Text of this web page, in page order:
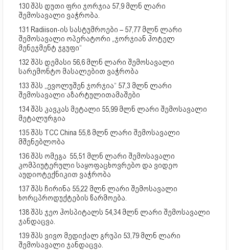
130 შპს დუთი ფრი ჯორჯია 57,9 მლნ ლარი
შემოსავალი ვაჭრობა.
131 Radiison-ის სასტუმროები – 57,77 მლნ ლარი
შემოსავალი ოპერატორი „ჯორჯიან ჰოტელ
მენეჯმენტ ჯგუფი“
132 შპს დემასი 56,6 მლნ ლარი შემოსავალი
სარემონტო მასალებით ვაჭრობა
133 შპს „ევოლუშენ ჯორჯია“ 57,3 მლნ ლარი
შემოსავალი აზარტულითამაშები
134 შპს კავკას მეტალი 55,99 მლნ ლარი შემოსავალი
მეტალურგია
135 შპს TCC China 55,8 მლნ ლარი შემოსავალი
მშენებლობა
136 შპს ომეგა 55,51 მლნ ლარი შემოსავალი
კომპიუტერული საყოფაცხოვრებო და ვიდეო
აუდიოტექნიკით ვაჭრობა
137 შპს ჩირინა 55,22 მლნ ლარი შემოსავალი
ხორცპროდუქტების წარმოება.
138 შპს ჯეო ჰოსპიტალს 54,34 მლნ ლარი შემოსავალი
ჯანდაცვა.
139 შპს ვივო მედიქალ გრუპი 53,79 მლნ ლარი
შემოსავალი ჯანდაცვა.